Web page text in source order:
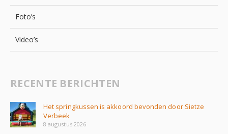
Foto’s
Video’s
RECENTE BERICHTEN
Het springkussen is akkoord bevonden door Sietze
Verbeek
8 augustus 2026